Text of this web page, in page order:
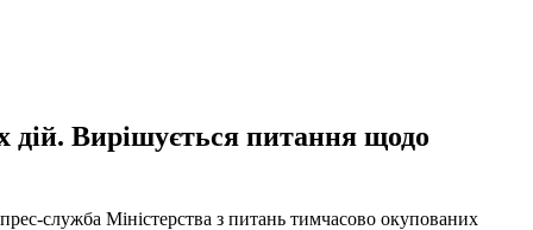
дій. Вирішується питання щодо
служба Міністерства з питань тимчасово окупованих